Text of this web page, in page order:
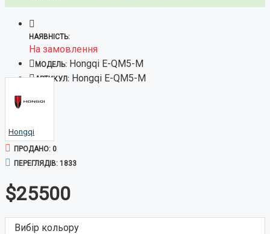
НАЯВНІСТЬ:
На замовлення
МОДЕЛЬ: Hongqi E-QM5-M
АРТИКУЛ: Hongqi E-QM5-M
Hongqi
ПРОДАНО: 0
ПЕРЕГЛЯДІВ: 1833
$25500
Вибір кольору